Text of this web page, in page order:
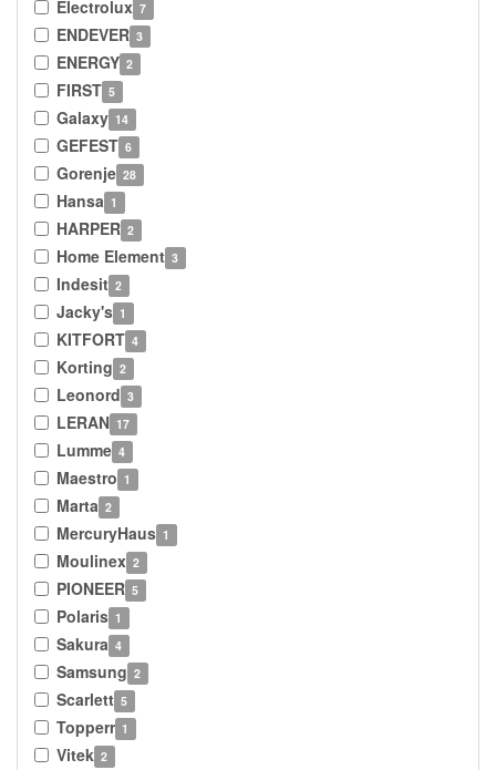
Electrolux 7
ENDEVER 3
ENERGY 2
FIRST 5
Galaxy 14
GEFEST 6
Gorenje 28
Hansa 1
HARPER 2
Home Element 3
Indesit 2
Jacky's 1
KITFORT 4
Korting 2
Leonord 3
LERAN 17
Lumme 4
Maestro 1
Marta 2
MercuryHaus 1
Moulinex 2
PIONEER 5
Polaris 1
Sakura 4
Samsung 2
Scarlett 5
Topperr 1
Vitek 2